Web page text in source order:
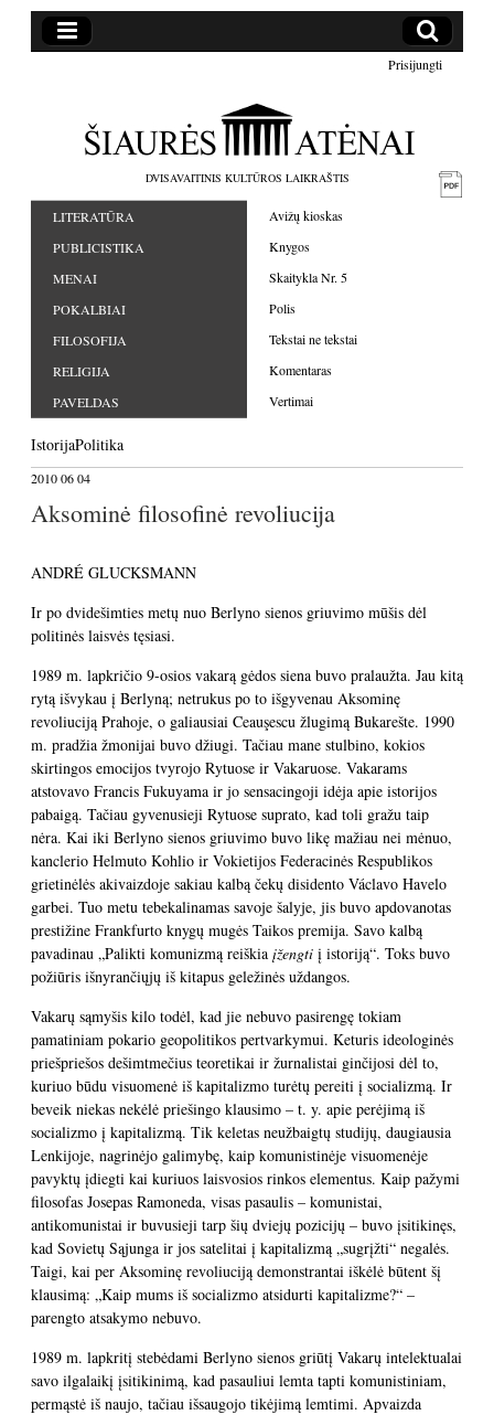
Prisijungti
DVISAVAITINIS KULTŪROS LAIKRAŠTIS
LITERATŪRA
PUBLICISTIKA
MENAI
POKALBIAI
FILOSOFIJA
RELIGIJA
PAVELDAS
Avižų kioskas
Knygos
Skaitykla Nr. 5
Polis
Tekstai ne tekstai
Komentaras
Vertimai
IstorijaPolitika
2010 06 04
Aksominė filosofinė revoliucija
ANDRÉ GLUCKSMANN
Ir po dvidešimties metų nuo Berlyno sienos griuvimo mūšis dėl
politinės laisvės tęsiasi.
1989 m. lapkričio 9-osios vakarą gėdos siena buvo pralaužta. Jau kitą
rytą išvykau į Berlyną; netrukus po to išgyvenau Aksominę
revoliuciją Prahoje, o galiausiai Ceauşescu žlugimą Bukarešte. 1990
m. pradžia žmonijai buvo džiugi. Tačiau mane stulbino, kokios
skirtingos emocijos tvyrojo Rytuose ir Vakaruose. Vakarams
atstovavo Francis Fukuyama ir jo sensacingoji idėja apie istorijos
pabaigą. Tačiau gyvenusieji Rytuose suprato, kad toli gražu taip
nėra. Kai iki Berlyno sienos griuvimo buvo likę mažiau nei mėnuo,
kanclerio Helmuto Kohlio ir Vokietijos Federacinės Respublikos
grietinėlės akivaizdoje sakiau kalbą čekų disidento Václavo Havelo
garbei. Tuo metu tebekalinamas savoje šalyje, jis buvo apdovanotas
prestižine Frankfurto knygų mugės Taikos premija. Savo kalbą
pavadinau „Palikti komunizmą reiškia įžengti į istoriją“. Toks buvo
požiūris išnyrančiųjų iš kitapus geležinės uždangos.
Vakarų sąmyšis kilo todėl, kad jie nebuvo pasirengę tokiam
pamatiniam pokario geopolitikos pertvarkymui. Keturis ideologinės
priešpriešos dešimtmečius teoretikai ir žurnalistai ginčijosi dėl to,
kuriuo būdu visuomenė iš kapitalizmo turėtų pereiti į socializmą. Ir
beveik niekas nekėlė priešingo klausimo – t. y. apie perėjimą iš
socializmo į kapitalizmą. Tik keletas neužbaigtų studijų, daugiausia
Lenkijoje, nagrinėjo galimybę, kaip komunistinėje visuomenėje
pavyktų įdiegti kai kuriuos laisvosios rinkos elementus. Kaip pažymi
filosofas Josepas Ramoneda, visas pasaulis – komunistai,
antikomunistai ir buvusieji tarp šių dviejų pozicijų – buvo įsitikinęs,
kad Sovietų Sąjunga ir jos satelitai į kapitalizmą „sugrįžti“ negalės.
Taigi, kai per Aksominę revoliuciją demonstrantai iškėlė būtent šį
klausimą: „Kaip mums iš socializmo atsidurti kapitalizme?“ –
parengto atsakymo nebuvo.
1989 m. lapkritį stebėdami Berlyno sienos griūtį Vakarų intelektualai
savo ilgalaikį įsitikinimą, kad pasauliui lemta tapti komunistiniam,
permąstė iš naujo, tačiau išsaugojo tikėjimą lemtimi. Apvaizda